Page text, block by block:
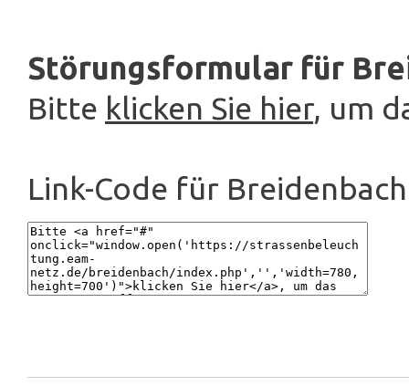
Störungsformular für
Bitte klicken Sie hier, um
Link-Code für